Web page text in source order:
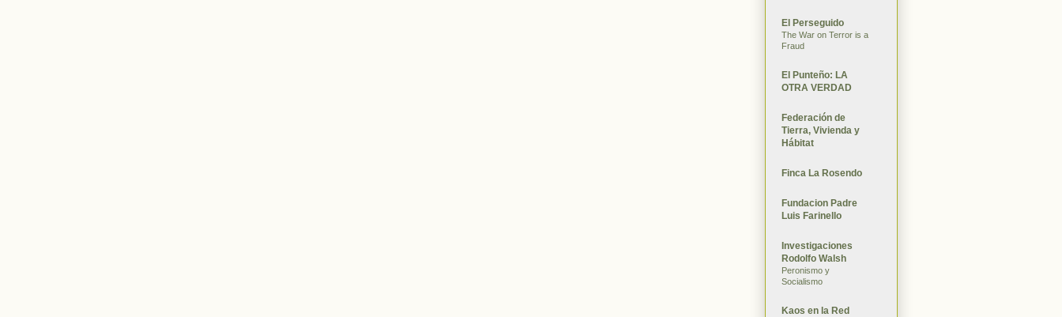
El Perseguido
The War on Terror is a
Fraud
El Punteño: LA
OTRA VERDAD
Federación de
Tierra, Vivienda y
Hábitat
Finca La Rosendo
Fundacion Padre
Luis Farinello
Investigaciones
Rodolfo Walsh
Peronismo y
Socialismo
Kaos en la Red